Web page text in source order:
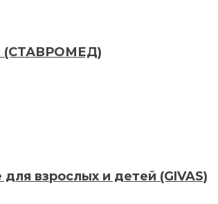
(СТАВРОМЕД)
взрослых и детей (GIVAS)